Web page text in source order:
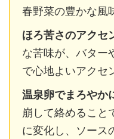
春野菜の豊かな風
ほろ苦さのアクセ
な苦味が、バター
で心地よいアクセ
温泉卵でまろやか
崩して絡めること
に変化し、ソース